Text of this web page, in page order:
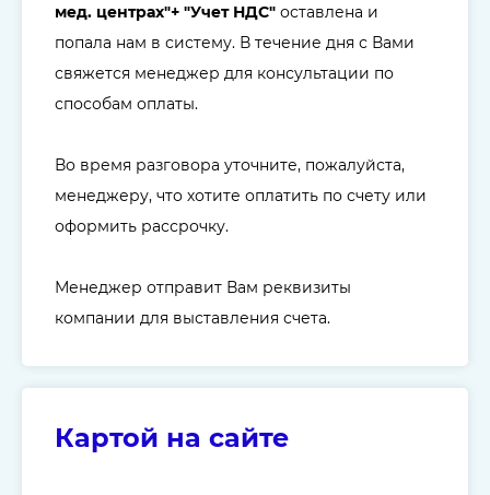
мед. центрах"+ "Учет НДС" оставлена и
попала нам в систему. В течение дня с Вами
свяжется менеджер для консультации по
способам оплаты.
Во время разговора уточните, пожалуйста,
менеджеру, что хотите оплатить по счету или
оформить рассрочку.
Менеджер отправит Вам реквизиты
компании для выставления счета.
Картой на сайте